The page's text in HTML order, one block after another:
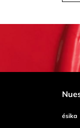
Tu
ésika